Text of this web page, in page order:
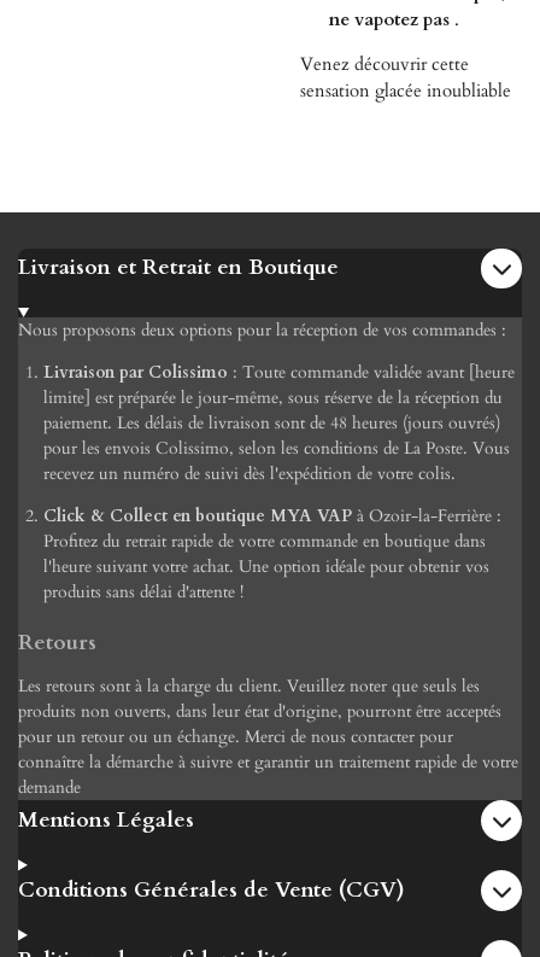
ne vapotez pas.
Venez découvrir cette
sensation glacée inoubliable
Livraison et Retrait en Boutique
Nous proposons deux options pour la réception de vos commandes :
Livraison par Colissimo : Toute commande validée avant [heure
limite] est préparée le jour-même, sous réserve de la réception du
paiement. Les délais de livraison sont de 48 heures (jours ouvrés)
pour les envois Colissimo, selon les conditions de La Poste. Vous
recevez un numéro de suivi dès l'expédition de votre colis.
Click & Collect en boutique MYA VAP à Ozoir-la-Ferrière :
Profitez du retrait rapide de votre commande en boutique dans
l'heure suivant votre achat. Une option idéale pour obtenir vos
produits sans délai d'attente !
Retours
Les retours sont à la charge du client. Veuillez noter que seuls les
produits non ouverts, dans leur état d'origine, pourront être acceptés
pour un retour ou un échange. Merci de nous contacter pour
connaître la démarche à suivre et garantir un traitement rapide de votre
demande
Mentions Légales
Conditions Générales de Vente (CGV)